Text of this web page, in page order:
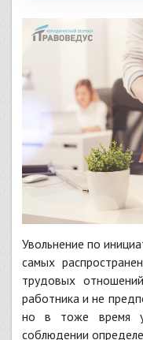
Увольнение по
самых
трудовых
работника и не
но в тоже время
соблюдении